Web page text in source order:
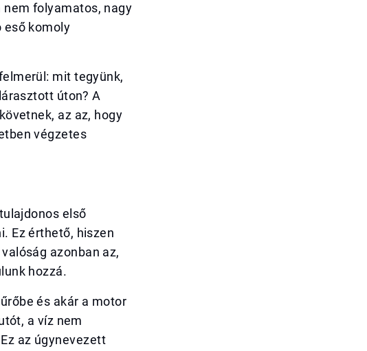
folyamatos, nagy
eső komoly
mit tegyünk,
úton? A
az az, hogy
végzetes
első
Ez érthető, hiszen
azonban az,
hozzá.
és akár a motor
a víz nem
az úgynevezett